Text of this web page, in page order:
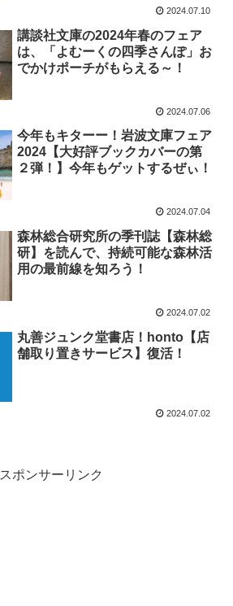
2024.07.10
講談社文庫の2024年春のフェア
は、「よむーくの四季さんぽ」お
でかけポーチがもらえる～！
2024.07.06
今年もキターー！岩波文庫フェア
2024【大好評ブックカバーの第
２弾！】今年もゲットするぜぃ！
2024.07.04
森林総合研究所の季刊誌【森林総
研】を読んで、持続可能な森林活
用の最前線を知ろう！
2024.07.02
丸善ジュンク堂書店！honto【店
舗取り置きサービス】復活！
2024.07.02
スポンサーリンク